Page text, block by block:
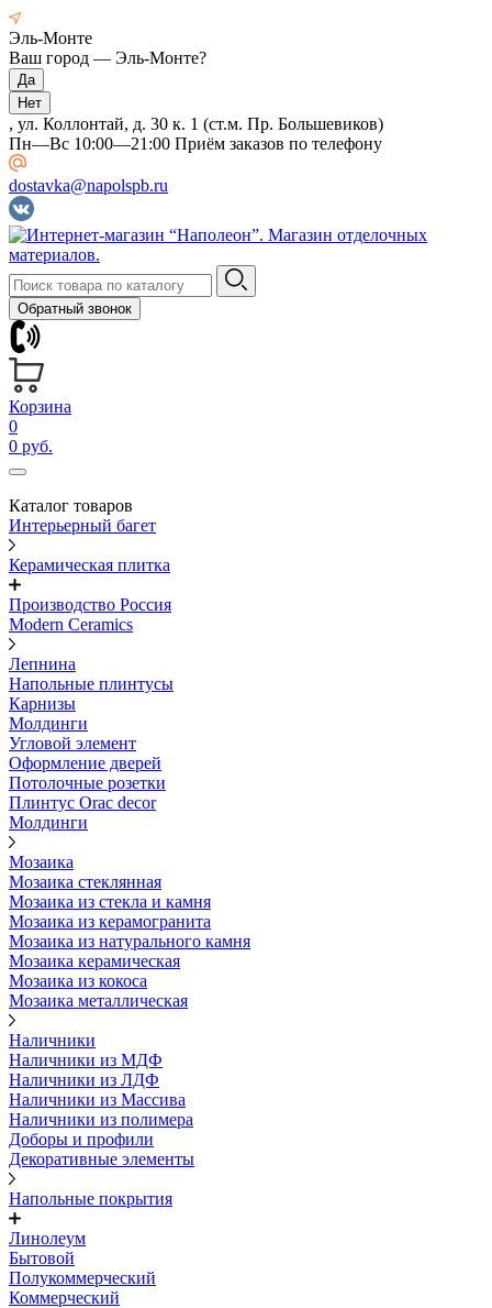
Эль-Монте
Ваш город — Эль-Монте?
, ул. Коллонтай, д. 30 к. 1 (ст.м. Пр. Большевиков)
Пн—Вс 10:00—21:00 Приём заказов по телефону
dostavka@napolspb.ru
Обратный звонок
Корзина
0
0 руб.
Каталог товаров
Интерьерный багет
Керамическая плитка
Производство Россия
Modern Ceramics
Лепнина
Напольные плинтусы
Карнизы
Молдинги
Угловой элемент
Оформление дверей
Потолочные розетки
Плинтус Orac decor
Молдинги
Мозаика
Мозаика стеклянная
Мозаика из стекла и камня
Мозаика из керамогранита
Мозаика из натурального камня
Мозаика керамическая
Мозаика из кокоса
Мозаика металлическая
Наличники
Наличники из МДФ
Наличники из ЛДФ
Наличники из Массива
Наличники из полимера
Доборы и профили
Декоративные элементы
Напольные покрытия
Линолеум
Бытовой
Полукоммерческий
Коммерческий